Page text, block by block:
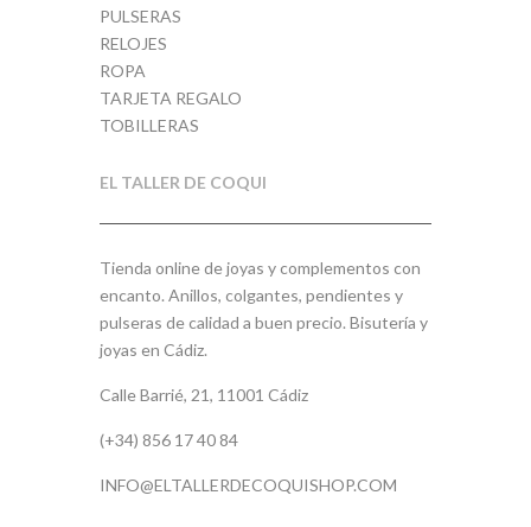
PULSERAS
RELOJES
ROPA
TARJETA REGALO
TOBILLERAS
EL TALLER DE COQUI
Tienda online de joyas y complementos con
encanto. Anillos, colgantes, pendientes y
pulseras de calidad a buen precio. Bisutería y
joyas en Cádiz.
Calle Barrié, 21, 11001 Cádiz
(+34) 856 17 40 84
INFO@ELTALLERDECOQUISHOP.COM